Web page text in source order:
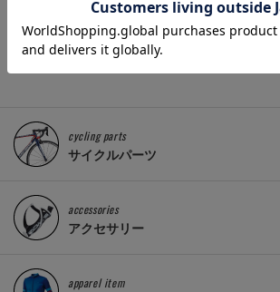
cycling parts
サイクルパーツ
accessories
アクセサリー
apparel item